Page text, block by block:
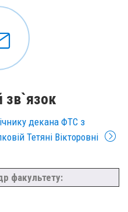
зв`язок
декана ФТС з
Тетяні Вікторовні
факультету: